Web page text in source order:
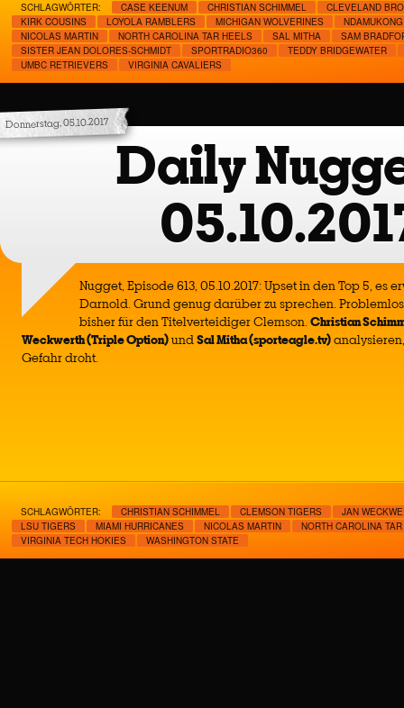
SCHLAGWÖRTER: CASE KEENUM CHRISTIAN SCHIMMEL
CLEVELAND
KIRK COUSINS
LOYOLA RAMBLERS MICHIGAN WOLVERINES
NICOLAS MARTIN
NORTH CAROLINA TAR HEELS SAL MITHA
SAM
SISTER JEAN DOLORES-SCHMIDT
SPORTRADIO360
TEDDY BRIDGEWATER
UMBC RETRIEVERS
VIRGINIA CAVALIERS
Donnerstag, 05.10.2017
Daily
Nugget, Episode 613, 05.10.2017: Upset in den Top 5, es
Darnold. Grund genug darüber zu sprechen.
bisher für den Titelverteidiger Clemson.Christian
Weckwerth (Triple Option)undSal Mitha (sporteagle.tv)
Gefahr droht.
SCHLAGWÖRTER: CHRISTIAN SCHIMMEL CLEMSON TIGERS
JAN
LSU TIGERS
MIAMI HURRICANES NICOLAS MARTIN
NORTH CAROLINA
VIRGINIA TECH HOKIES
WASHINGTON STATE